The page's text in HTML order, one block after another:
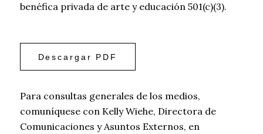
benéfica privada de arte y educación 501(c)(3).
Descargar PDF
Para consultas generales de los medios,
comuníquese con Kelly Wiehe, Directora de
Comunicaciones y Asuntos Externos, en